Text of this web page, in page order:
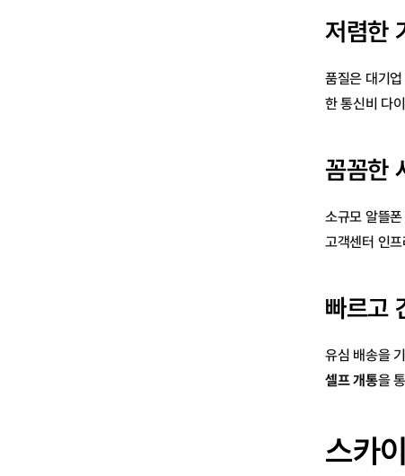
저렴한
품질은 대기
한 통신비 다
꼼꼼한
소규모 알뜰
고객센터 인
빠르고
유심 배송을
셀프 개통을
스카